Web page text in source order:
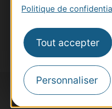
Politique de
Tout accepter
Personnaliser
Inscrivez-vous à la
Destination Occitanie
Je m'abonne